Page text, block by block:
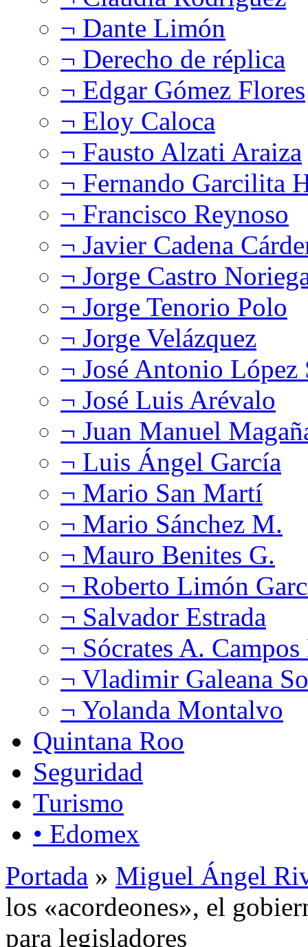
¬ Dante Limón
¬ Derecho de réplica
¬ Edgar Gómez Flores
¬ Eloy Caloca
¬ Fausto Alzati Araiza
¬ Fernando Garcilita
¬ Francisco Reynoso
¬ Javier Cadena
¬ Jorge Castro
¬ Jorge Tenorio Polo
¬ Jorge Velázquez
¬ José Antonio López
¬ José Luis Arévalo
¬ Juan Manuel
¬ Luis Ángel García
¬ Mario San Martí
¬ Mario Sánchez M.
¬ Mauro Benites G.
¬ Roberto Limón
¬ Salvador Estrada
¬ Sócrates A.
¬ Vladimir Galeana
¬ Yolanda Montalvo
Quintana Roo
Seguridad
Turismo
• Edomex
Portada » Miguel Ángel
los «acordeones», el
para legisladores